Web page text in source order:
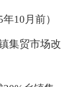
年10月 前）
集贸市场改